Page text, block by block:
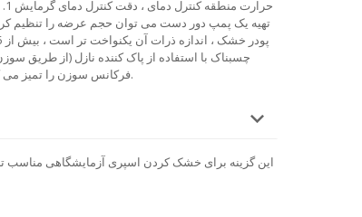
حرارت منطقه کنترل دمای ، دقت کنترل دمای گرمایش 1.
تهیه یک پمپ دور دست می توان حجم عرضه را تنظیم کرد. حداقل حجم
پودر خشک ، اندازه ذرات آن یکنواخت تر است ، بیش از 95٪ پودر خشک در همان اندازه ذرات.
چسبناک با استفاده از پاک کننده نازل (از طریق
فرکانس سوزن را تمیز می کند ، این می تواند به صورت خودکار تنظیم شود.
این گزینه برای خشک کردن اسپری آزمایشگاهی مناسب